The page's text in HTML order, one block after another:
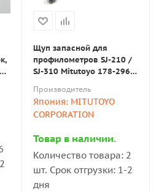
Щуп запасной для
профилометров SJ-210 /
SJ-310 Mitutoyo 178-296
Производитель
Япония: MITUTOYO
CORPORATION
Товар в наличии.
Количество товара: 2
шт. Срок отгрузки: 1-2
дня